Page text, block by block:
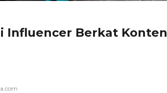
Influencer Berkat Konten